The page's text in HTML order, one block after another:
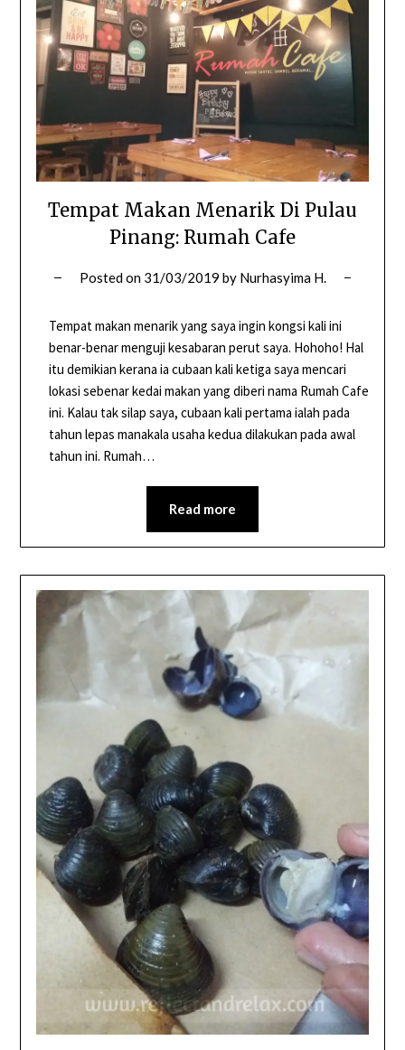
Tempat Makan Menarik Di Pulau
Pinang: Rumah Cafe
Posted on 31/03/2019 by Nurhasyima H.
Tempat makan menarik yang saya ingin kongsi kali ini
benar-benar menguji kesabaran perut saya. Hohoho! Hal
itu demikian kerana ia cubaan kali ketiga saya mencari
lokasi sebenar kedai makan yang diberi nama Rumah Cafe
ini. Kalau tak silap saya, cubaan kali pertama ialah pada
tahun lepas manakala usaha kedua dilakukan pada awal
tahun ini. Rumah…
Read more